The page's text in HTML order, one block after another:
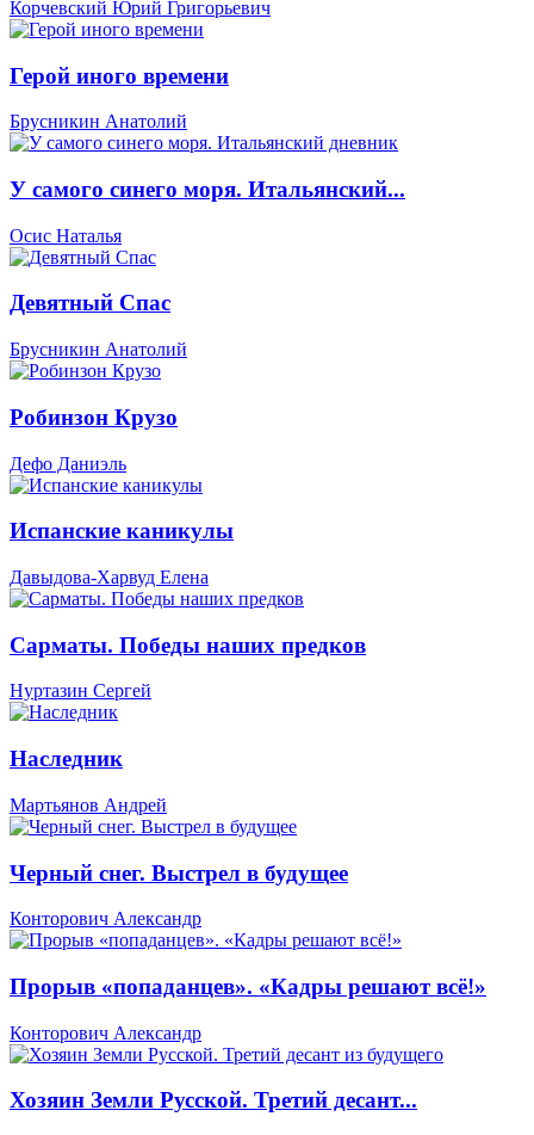
Корчевский Юрий Григорьевич
Герой иного времени
Брусникин Анатолий
У самого синего моря. Итальянский...
Осис Наталья
Девятный Спас
Брусникин Анатолий
Робинзон Крузо
Дефо Даниэль
Испанские каникулы
Давыдова-Харвуд Елена
Сарматы. Победы наших предков
Нуртазин Сергей
Наследник
Мартьянов Андрей
Черный снег. Выстрел в будущее
Конторович Александр
Прорыв «попаданцев». «Кадры решают всё!»
Конторович Александр
Хозяин Земли Русской. Третий десант...